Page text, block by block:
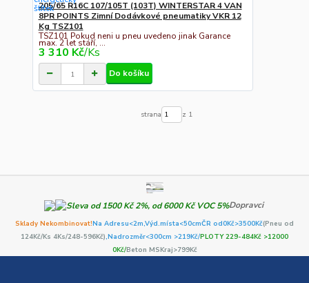
205/65 R16C 107/105T (103T) WINTERSTAR 4 VAN
8PR POINTS Zimní Dodávkové pneumatiky VKR 12
Kg TSZ101
TSZ101 Pokud neni u pneu uvedeno jinak Garance
max. 2 let stáří, ...
3 310 Kč/Ks
Do košíku
strana z 1
Dopravci
Sklady Nekombinovat!Na Adresu<2m,Výd.místa<50cmČR od0Kč>3500Kč(Pneu od
124Kč/Ks 4Ks/248-596Kč),Nadrozměr<300cm >219Kč/PLOTY 229-484Kč >12000
0Kč/Beton MSKraj>799Kč